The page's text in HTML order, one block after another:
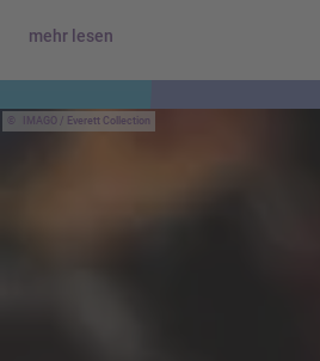
mehr lesen
IMAGO / Everett Collection